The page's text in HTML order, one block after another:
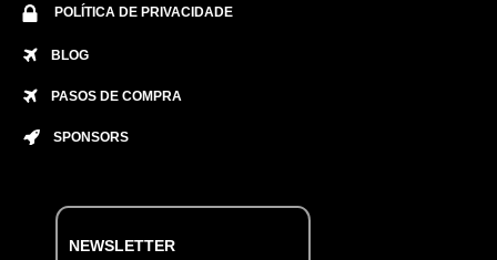
POLÍTICA DE PRIVACIDADE
BLOG
PASOS DE COMPRA
SPONSORS
NEWSLETTER